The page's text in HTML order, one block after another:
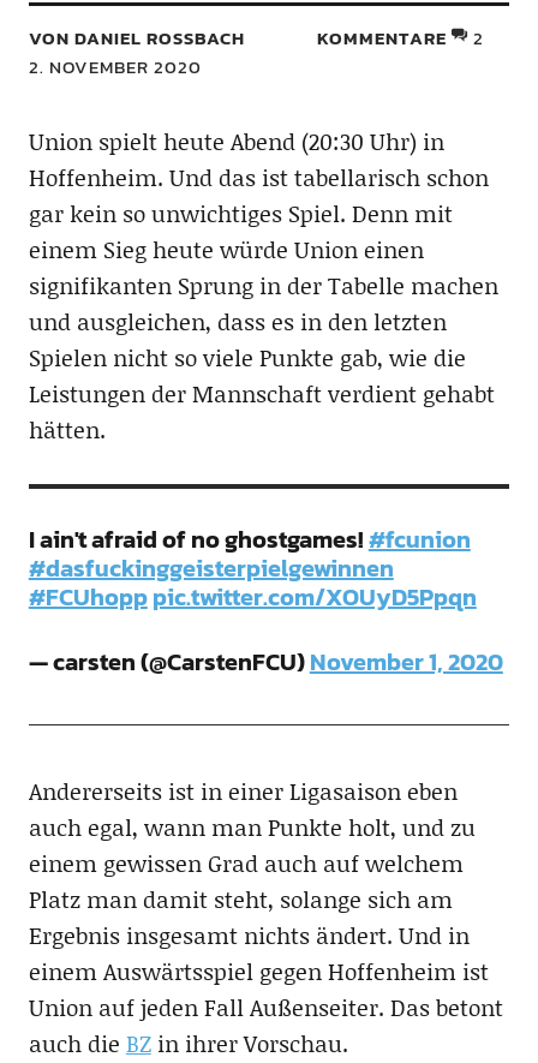
VON DANIEL ROSSBACH
2. NOVEMBER 2020
KOMMENTARE 2
Union spielt heute Abend (20:30 Uhr) in
Hoffenheim. Und das ist tabellarisch schon
gar kein so unwichtiges Spiel. Denn mit
einem Sieg heute würde Union einen
signifikanten Sprung in der Tabelle machen
und ausgleichen, dass es in den letzten
Spielen nicht so viele Punkte gab, wie die
Leistungen der Mannschaft verdient gehabt
hätten.
I ain't afraid of no ghostgames!#fcunion
#dasfuckinggeisterpielgewinnen
#FCUhopppic.twitter.com/XOUyD5Ppqn
— carsten (@CarstenFCU)November 1, 2020
Andererseits ist in einer Ligasaison eben
auch egal, wann man Punkte holt, und zu
einem gewissen Grad auch auf welchem
Platz man damit steht, solange sich am
Ergebnis insgesamt nichts ändert. Und in
einem Auswärtsspiel gegen Hoffenheim ist
Union auf jeden Fall Außenseiter. Das betont
auch die BZin ihrer Vorschau.